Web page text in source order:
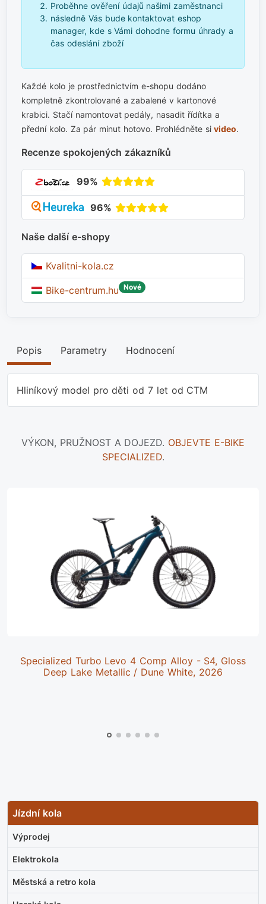
Jízdní kola
Výprodej
Elektrokola
Městská a retro kola
Proběhne ověření údajů našimi zaměstnanci
následně Vás bude kontaktovat eshop
manager, kde s Vámi dohodne formu úhrady a
čas odeslání zboží
Každé kolo je prostřednictvím e-shopu dodáno
kompletně zkontrolované a zabalené v kartonové
krabici. Stačí namontovat pedály, nasadit řídítka a
přední kolo. Za pár minut hotovo. Prohlédněte sivideo.
Recenze spokojených zákazníků
99%
96%
Naše další e-shopy
Kvalitni-kola.cz
Bike-centrum.hu Nové
Popis Parametry Hodnocení
Hliníkový model pro děti od 7 let od CTM
VÝKON, PRUŽNOST A DOJEZD. OBJEVTE E-BIKE
SPECIALIZED.
Specialized Turbo Levo 4 Comp Alloy - S4, Gloss
Deep Lake Metallic / Dune White, 2026